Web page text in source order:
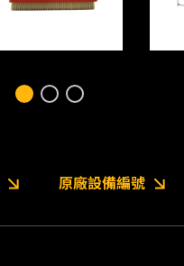
原廠設備編號